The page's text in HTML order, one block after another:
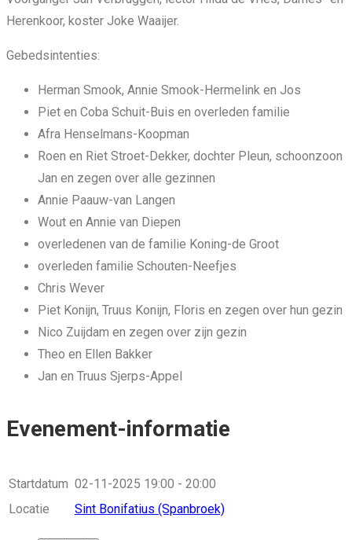
Herenkoor, koster Joke Waaijer.
Gebedsintenties:
Herman Smook, Annie Smook-Hermelink en Jos
Piet en Coba Schuit-Buis en overleden familie
Afra Henselmans-Koopman
Roen en Riet Stroet-Dekker, dochter Pleun, schoonzoon
Jan en zegen over alle gezinnen
Annie Paauw-van Langen
Wout en Annie van Diepen
overledenen van de familie Koning-de Groot
overleden familie Schouten-Neefjes
Chris Wever
Piet Konijn, Truus Konijn, Floris en zegen over hun gezin
Nico Zuijdam en zegen over zijn gezin
Theo en Ellen Bakker
Jan en Truus Sjerps-Appel
Evenement-informatie
Startdatum 02-11-2025 19:00 - 20:00
Locatie
Sint Bonifatius (Spanbroek)